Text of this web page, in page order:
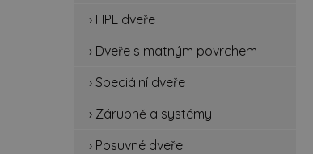
› HPL dveře
› Dveře s matným povrchem
› Speciální dveře
› Zárubně a systémy
› Posuvné dveře